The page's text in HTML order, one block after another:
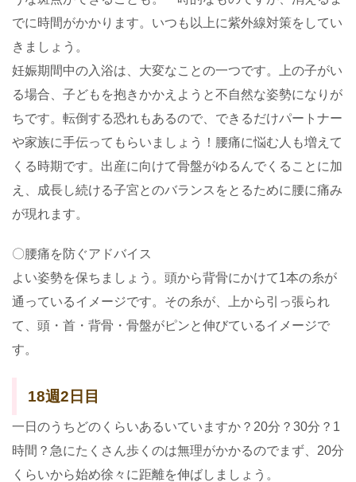
でに時間がかかります。いつも以上に紫外線対策をしてい
きましょう。
妊娠期間中の入浴は、大変なことの一つです。上の子がい
る場合、子どもを抱きかかえようと不自然な姿勢になりが
ちです。転倒する恐れもあるので、できるだけパートナー
や家族に手伝ってもらいましょう！腰痛に悩む人も増えて
くる時期です。出産に向けて骨盤がゆるんでくることに加
え、成長し続ける子宮とのバランスをとるために腰に痛み
が現れます。
〇腰痛を防ぐアドバイス
よい姿勢を保ちましょう。頭から背骨にかけて1本の糸が
通っているイメージです。その糸が、上から引っ張られ
て、頭・首・背骨・骨盤がピンと伸びているイメージで
す。
18週2日目
一日のうちどのくらいあるいていますか？20分？30分？1
時間？急にたくさん歩くのは無理がかかるのでまず、20分
くらいから始め徐々に距離を伸ばしましょう。